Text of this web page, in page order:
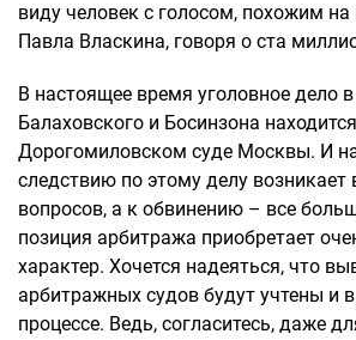
виду человек с голосом, похожим на
Павла Власкина, говоря о ста
В настоящее время уголовное дело
Балаховского и Босинзона
Дорогомиловском суде Москвы. И
следствию по этому делу возникает
вопросов, а к обвинению – все
позиция арбитража приобретает
характер. Хочется надеяться, что
арбитражных судов будут учтены и
процессе. Ведь, согласитесь, даже